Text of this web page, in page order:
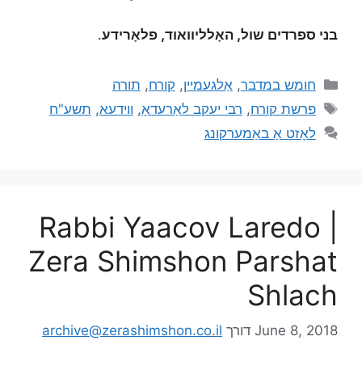
בני ספרדים שול, האָלליוואוד, פלאָרידע.
חומש במדבר, אַלגעמיין, קורח, תורה
פרשת קורח, רבי יעקב לאַרעדאָ, ווידעא, תשע"ח
לאָזט אַ באַמערקונג
Rabbi Yaacov Laredo |
Zera Shimshon Parshat
Shlach
June 8, 2018 דורך archive@zerashimshon.co.il